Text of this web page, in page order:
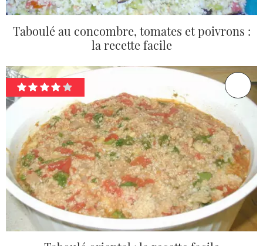
Taboulé au concombre, tomates et poivrons :
la recette facile